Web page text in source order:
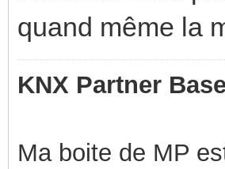
quand même la
KNX Partner
Ma boite de MP